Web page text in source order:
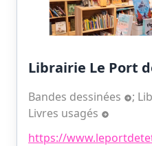
Librairie Le Port
Bandes dessinées ;
Livres usagés
https://